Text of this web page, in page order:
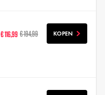
€ 116,99 € 194,99 KOPEN